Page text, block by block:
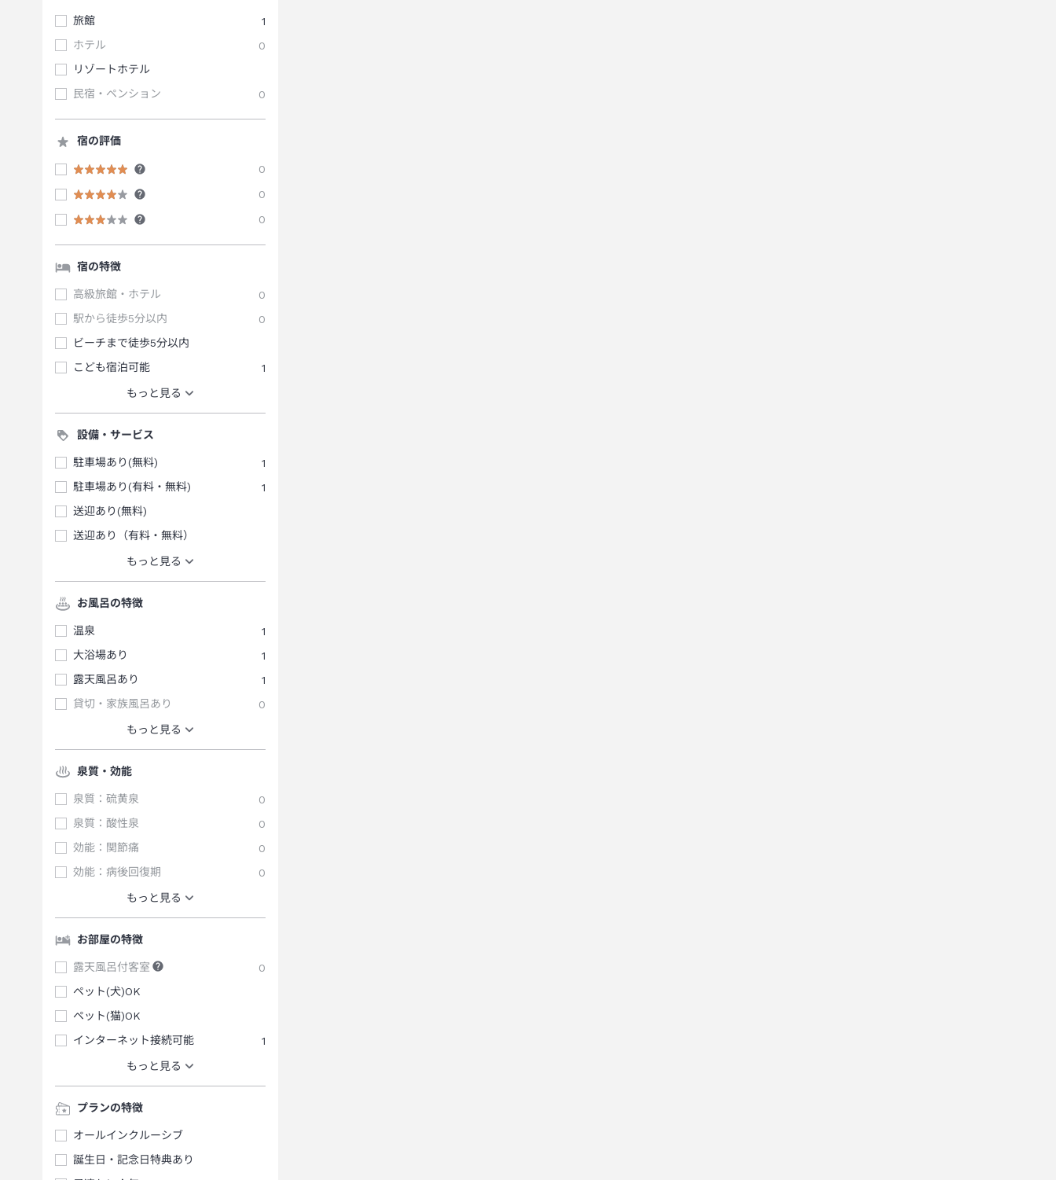
旅館
1
ホテル
0
リゾートホテル
民宿・ペンション
0
宿の評価
0
0
0
宿の特徴
高級旅館・ホテル
0
駅から徒歩5分以内
0
ビーチまで徒歩5分以内
こども宿泊可能
1
もっと見る
設備・サービス
駐車場あり(無料)
1
駐車場あり(有料・無料)
1
送迎あり(無料)
送迎あり（有料・無料）
もっと見る
お風呂の特徴
温泉
1
大浴場あり
1
露天風呂あり
1
貸切・家族風呂あり
0
もっと見る
泉質・効能
泉質：硫黄泉
0
泉質：酸性泉
0
効能：関節痛
0
効能：病後回復期
0
もっと見る
お部屋の特徴
露天風呂付客室
0
ペット(犬)OK
ペット(猫)OK
インターネット接続可能
1
もっと見る
プランの特徴
オールインクルーシブ
誕生日・記念日特典あり